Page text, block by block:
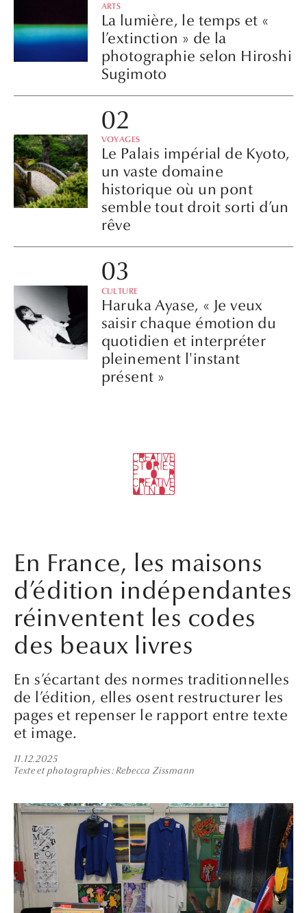
ARTS
La lumière, le temps et «
l’extinction » de la
photographie selon Hiroshi
Sugimoto
VOYAGES
Le Palais impérial de Kyoto,
un vaste domaine
historique où un pont
semble tout droit sorti d’un
rêve
CULTURE
Haruka Ayase, « Je veux
saisir chaque émotion du
quotidien et interpréter
pleinement l'instant
présent »
En France, les maisons
d’édition indépendantes
réinventent les codes
des beaux livres
En s’écartant des normes traditionnelles
de l’édition, elles osent restructurer les
pages et repenser le rapport entre texte
et image.
11.12.2025
Texte et photographies Rebecca Zissmann